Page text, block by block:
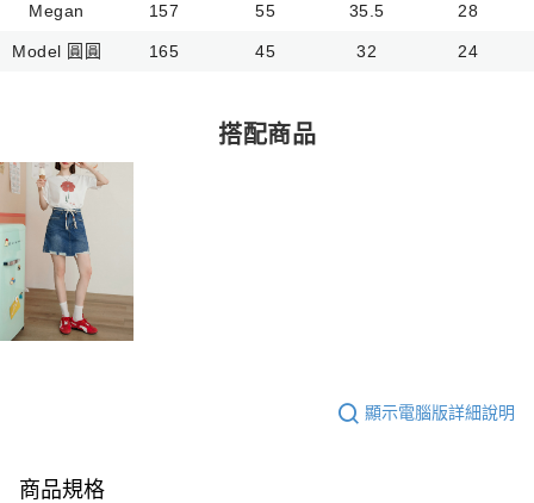
Megan 157 55 35.5 28
Model 圓圓 165 45 32 24
搭配商品
顯示電腦版詳細說明
商品規格